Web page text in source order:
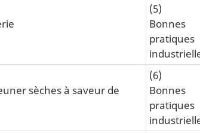
(5)
Bonnes
pratiques
sèches à saveur de
(6)
Bonnes
pratiques